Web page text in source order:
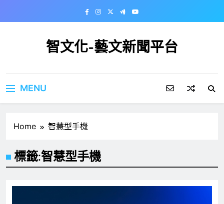
智文化-藝文新聞平台
MENU
Home 智慧型手機
標籤:智慧型手機